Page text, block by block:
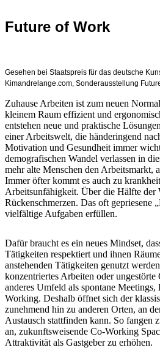
Future of Work
Gesehen bei Staatspreis für das deutsche
Kimandrelange.com, Sonderausstellung
Zuhause Arbeiten ist zum neuen
kleinem Raum effizient und
entstehen neue und praktische
einer Arbeitswelt, die händeringend
Motivation und Gesundheit immer
demografischen Wandel verlassen in
mehr alte Menschen den Arbeitsmarkt,
Immer öfter kommt es auch zu
Arbeitsunfähigkeit. Über die Hälfte der
Rückenschmerzen. Das oft gepriesene
vielfältige Aufgaben erfüllen.
Dafür braucht es ein neues Mindset,
Tätigkeiten respektiert und ihnen
anstehenden Tätigkeiten genutzt
konzentriertes Arbeiten oder ungestörte
anderes Umfeld als spontane Meetings,
Working. Deshalb öffnet sich der
zunehmend hin zu anderen Orten, an
Austausch stattfinden kann. So fangen
an, zukunftsweisende Co-Working
Attraktivität als Gastgeber zu erhöhen.